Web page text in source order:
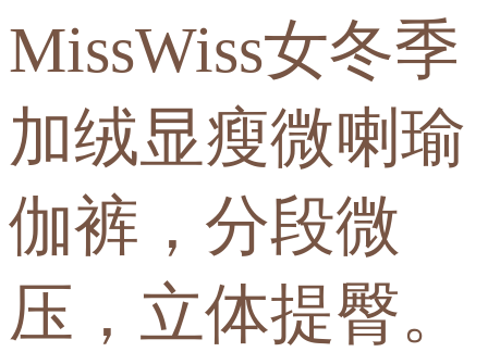
MissWiss女冬季
加绒显瘦微喇瑜
伽裤，分段微
压，立体提臀。